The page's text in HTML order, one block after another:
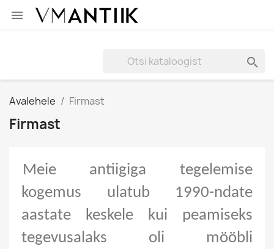


Avalehele Firmast
Firmast
Meie antiigiga tegelemise
kogemus ulatub 1990-ndate
aastate keskele kui peamiseks
tegevusalaks oli mööbli